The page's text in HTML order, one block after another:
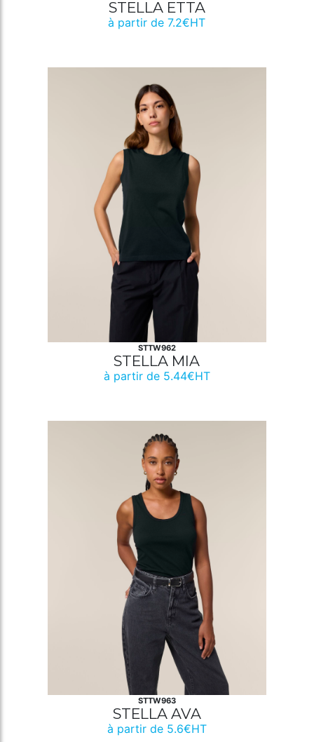
STELLA ETTA
à partir de 7.2€HT
STTW962
STELLA MIA
à partir de 5.44€HT
STTW963
STELLA AVA
à partir de 5.6€HT